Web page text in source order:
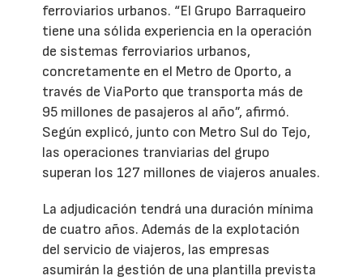
ferroviarios urbanos. “El Grupo Barraqueiro
tiene una sólida experiencia en la operación
de sistemas ferroviarios urbanos,
concretamente en el Metro de Oporto, a
través de ViaPorto que transporta más de
95 millones de pasajeros al año”, afirmó.
Según explicó, junto con Metro Sul do Tejo,
las operaciones tranviarias del grupo
superan los 127 millones de viajeros anuales.
La adjudicación tendrá una duración mínima
de cuatro años. Además de la explotación
del servicio de viajeros, las empresas
asumirán la gestión de una plantilla prevista